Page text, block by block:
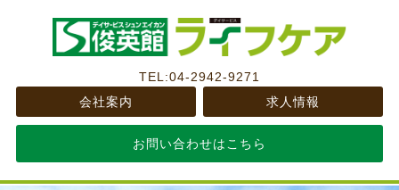
TEL:04-2942-9271
会社案内
求人情報
お問い合わせはこちら